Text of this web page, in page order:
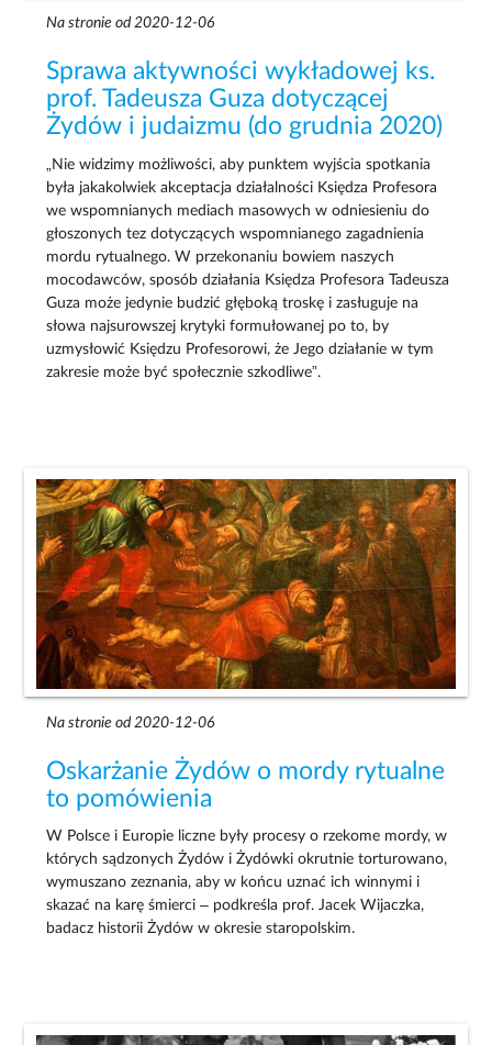
Na stronie od 2020-12-06
Sprawa aktywności wykładowej ks.
prof. Tadeusza Guza dotyczącej
Żydów i judaizmu (do grudnia 2020)
„Nie widzimy możliwości, aby punktem wyjścia spotkania
była jakakolwiek akceptacja działalności Księdza Profesora
we wspomnianych mediach masowych w odniesieniu do
głoszonych tez dotyczących wspomnianego zagadnienia
mordu rytualnego. W przekonaniu bowiem naszych
mocodawców, sposób działania Księdza Profesora Tadeusza
Guza może jedynie budzić głęboką troskę i zasługuje na
słowa najsurowszej krytyki formułowanej po to, by
uzmysłowić Księdzu Profesorowi, że Jego działanie w tym
zakresie może być społecznie szkodliwe”.
Na stronie od 2020-12-06
Oskarżanie Żydów o mordy rytualne
to pomówienia
W Polsce i Europie liczne były procesy o rzekome mordy, w
których sądzonych Żydów i Żydówki okrutnie torturowano,
wymuszano zeznania, aby w końcu uznać ich winnymi i
skazać na karę śmierci – podkreśla prof. Jacek Wijaczka,
badacz historii Żydów w okresie staropolskim.